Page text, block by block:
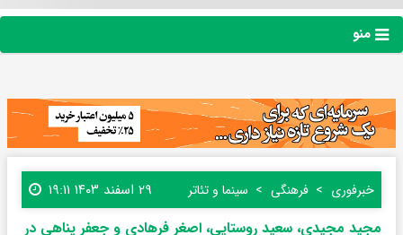
منو
خبرفوری فرهنگی سینما و تئاتر ۲۹ اسفند ۱۴۰۳ ۱۹:۱۱
مجید مجیدی، سعید روستایی، اصغر فرهادی و جعفر پناهی در